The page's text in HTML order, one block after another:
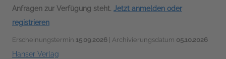
Anfragen zur Verfügung steht. Jetzt anmelden oder
registrieren
Erscheinungstermin 15.09.2026 | Archivierungsdatum 05.10.2026
Hanser Verlag